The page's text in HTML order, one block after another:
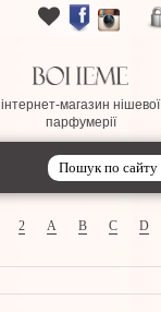
інтернет-магазин нішевої
парфумерії
2 A B C D